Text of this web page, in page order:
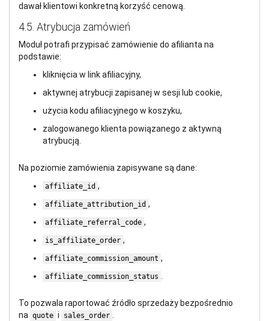
dawał klientowi konkretną korzyść cenową.
4.5. Atrybucja zamówień
Moduł potrafi przypisać zamówienie do afilianta na
podstawie:
kliknięcia w link afiliacyjny,
aktywnej atrybucji zapisanej w sesji lub cookie,
użycia kodu afiliacyjnego w koszyku,
zalogowanego klienta powiązanego z aktywną
atrybucją.
Na poziomie zamówienia zapisywane są dane:
affiliate_id ,
affiliate_attribution_id ,
affiliate_referral_code ,
is_affiliate_order ,
affiliate_commission_amount ,
affiliate_commission_status
To pozwala raportować źródło sprzedaży bezpośrednio
na quote i sales_order